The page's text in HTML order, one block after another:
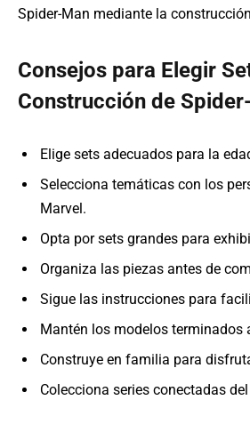
Spider-Man mediante la
Consejos para Elegir
Construcción de
Elige sets adecuados para la
Selecciona temáticas con los
Marvel.
Opta por sets grandes para
Organiza las piezas antes de
Sigue las instrucciones para
Mantén los modelos terminados
Construye en familia para
Colecciona series conectadas